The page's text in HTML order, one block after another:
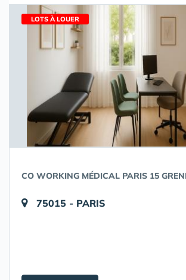
LOTS À LOUER
CO WORKING MÉDICAL PARIS 15
75015 - PARIS